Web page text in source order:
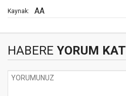
Kaynak: AA
HABERE YORUM KAT